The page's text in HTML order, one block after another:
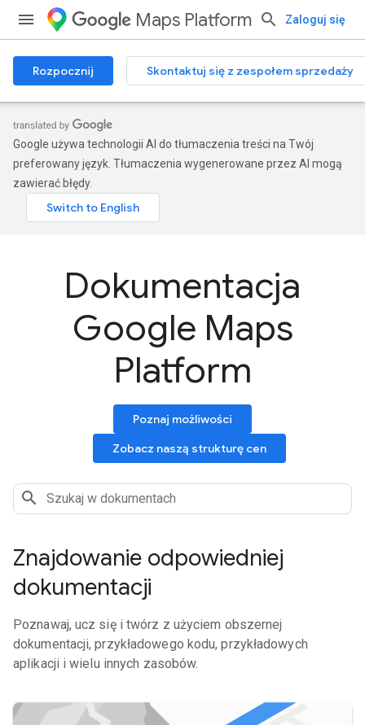
Maps Platform Zaloguj się
Rozpocznij Skontaktuj się z zespołem sprzedaży
Google używa technologii AI do tłumaczenia treści na Twój
preferowany język. Tłumaczenia wygenerowane przez AI mogą
zawierać błędy.
Dokumentacja
Google Maps
Platform
Poznaj możliwości
Zobacz naszą strukturę cen
Znajdowanie odpowiedniej
dokumentacji
Poznawaj, ucz się i twórz z użyciem obszernej
dokumentacji, przykładowego kodu, przykładowych
aplikacji i wielu innych zasobów.